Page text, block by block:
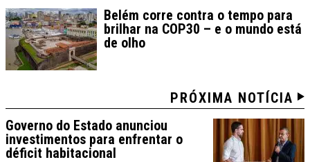
Belém corre contra o tempo para
brilhar na COP30 – e o mundo está
de olho
PRÓXIMA NOTÍCIA
Governo do Estado anunciou
investimentos para enfrentar o
déficit habitacional